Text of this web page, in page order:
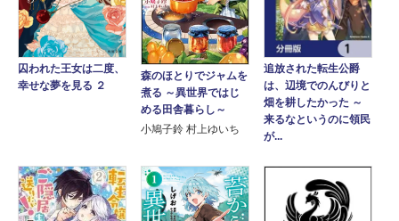
囚われた王女は二度、
幸せな夢を見る ２
森のほとりでジャムを
煮る ～異世界ではじ
める田舎暮らし～
小鳩子鈴 村上ゆいち
追放された転生公爵
は、辺境でのんびりと
畑を耕したかった ～
来るなというのに領民
が...